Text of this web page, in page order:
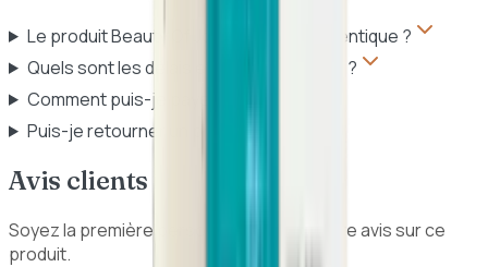
Le produit Beauty Of Joseon est-il authentique ?
Quels sont les délais et frais de livraison ?
Comment puis-je payer ?
Puis-je retourner un produit ?
Avis clients
Soyez la première personne à donner votre avis sur ce
produit.